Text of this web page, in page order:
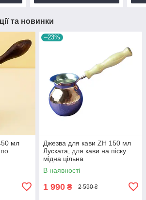
та новинки
мл
–23%
Джезва для кави ZH 150 мл
Луската, для кави на піску
мідна цільна
В наявності
1 990 ₴ 2 590 ₴